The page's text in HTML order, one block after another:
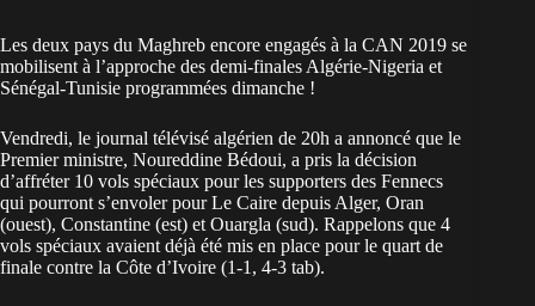
Les deux pays du Maghreb encore engagés à la CAN 2019 se
mobilisent à l’approche des demi-finales Algérie-Nigeria et
Sénégal-Tunisie programmées dimanche !
Vendredi, le journal télévisé algérien de 20h a annoncé que le
Premier ministre, Noureddine Bédoui, a pris la décision
d’affréter 10 vols spéciaux pour les supporters des Fennecs
qui pourront s’envoler pour Le Caire depuis Alger, Oran
(ouest), Constantine (est) et Ouargla (sud). Rappelons que 4
vols spéciaux avaient déjà été mis en place pour le quart de
finale contre la Côte d’Ivoire (1-1, 4-3 tab).